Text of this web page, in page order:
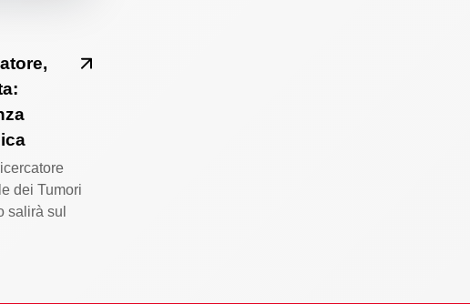
dei Tumori
salirà sul